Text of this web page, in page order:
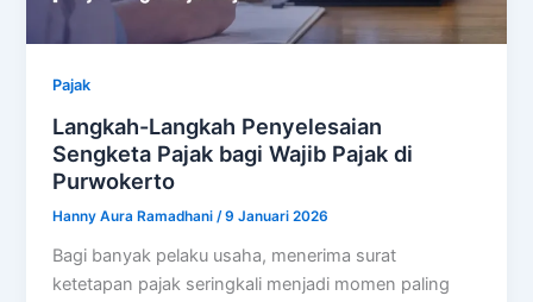
Pajak
Langkah-Langkah Penyelesaian
Sengketa Pajak bagi Wajib Pajak di
Purwokerto
Hanny Aura Ramadhani/9 Januari 2026
Bagi banyak pelaku usaha, menerima surat
ketetapan pajak seringkali menjadi momen paling